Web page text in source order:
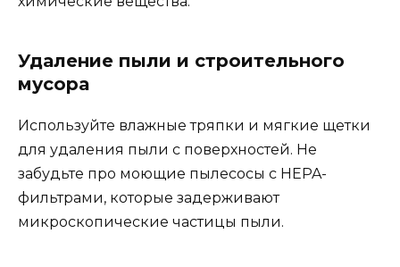
Удаление пыли и строительного
мусора
Используйте влажные тряпки и мягкие щетки
для удаления пыли с поверхностей. Не
забудьте про моющие пылесосы с HEPA-
фильтрами, которые задерживают
микроскопические частицы пыли.